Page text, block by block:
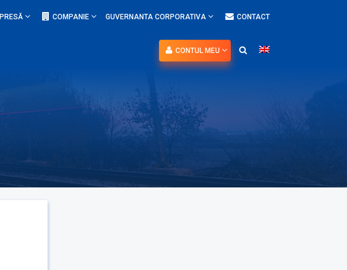
PRESĂ COMPANIE GUVERNANTA CORPORATIVA CONTACT
CONTUL MEU